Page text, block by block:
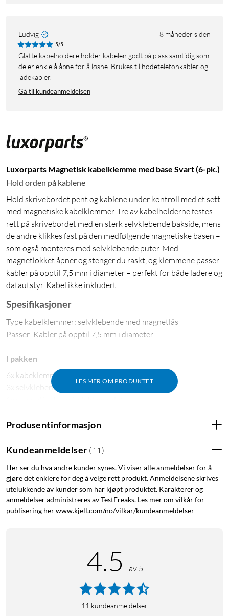
Ludvig 8 måneder siden
5/5
Glatte kabelholdere holder kabelen godt på plass samtidig som
de er enkle å åpne for å løsne. Brukes til hodetelefonkabler og
ladekabler.
Gå til kundeanmeldelsen
Luxorparts Magnetisk kabelklemme med base Svart (6-pk.)
Hold orden på kablene
Hold skrivebordet pent og kablene under kontroll med et sett
med magnetiske kabelklemmer. Tre av kabelholderne festes
rett på skrivebordet med en sterk selvklebende bakside, mens
de andre klikkes fast på den medfølgende magnetiske basen –
som også monteres med selvklebende puter. Med
magnetlokket åpner og stenger du raskt, og klemmene passer
kabler på opptil 7,5 mm i diameter – perfekt for både ladere og
datautstyr. Kabel ikke inkludert.
LES MER OM PRODUKTET
Spesifikasjoner
Type kabelklemmer: selvklebende med magnetlås
Passer: Kabler på opptil 7,5 mm i diameter
I pakken
6x kabeklemmer
3x selvklebende festeputer
Produsentinformasjon
Kundeanmeldelser ( 11 )
Her ser du hva andre kunder synes. Vi viser alle anmeldelser for å
gjøre det enklere for deg å velge rett produkt. Anmeldelsene skrives
utelukkende av kunder som har kjøpt produktet. Karakterer og
anmeldelser administreres av TestFreaks. Les mer om vilkår for
publisering her www.kjell.com/no/vilkar/kundeanmeldelser
4.5 av 5
11 kundeanmeldelser